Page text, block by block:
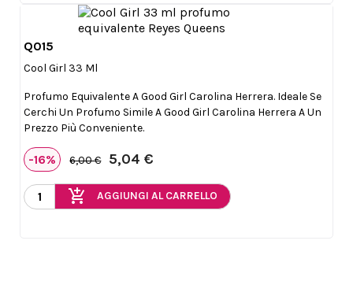
Q015
Cool Girl 33 Ml
Profumo Equivalente A Good Girl Carolina Herrera. Ideale Se
Cerchi Un Profumo Simile A Good Girl Carolina Herrera A Un
Prezzo Più Conveniente.
-16% 6,00 € 5,04 €
add_shopping_cart AGGIUNGI AL CARRELLO